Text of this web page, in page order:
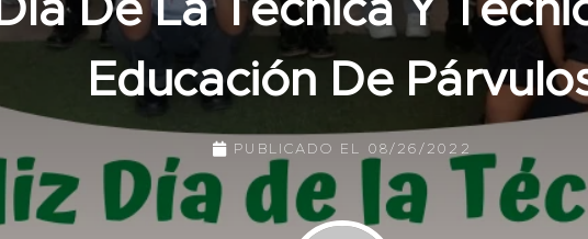
Día De La Técnica Y
Educación De
PUBLICADO EL 08/26/2022